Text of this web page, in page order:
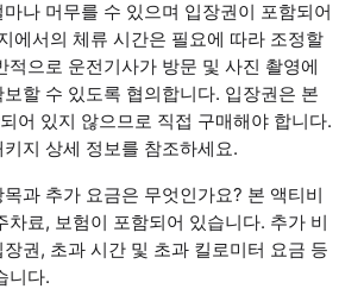
나 머무를 수 있으며 입장권이 포함되어
에서의 체류 시간은 필요에 따라 조정할
적으로 운전기사가 방문 및 사진 촬영에
할 수 있도록 협의합니다. 입장권은 본
어 있지 않으므로 직접 구매해야 합니다.
지 상세 정보를 참조하세요.
과 추가 요금은 무엇인가요? 본 액티비
차료, 보험이 포함되어 있습니다. 추가 비
권, 초과 시간 및 초과 킬로미터 요금 등
니다.